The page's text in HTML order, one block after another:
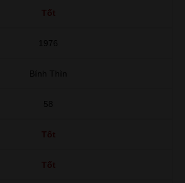
Tốt
1976
Bính Thìn
58
Tốt
Tốt